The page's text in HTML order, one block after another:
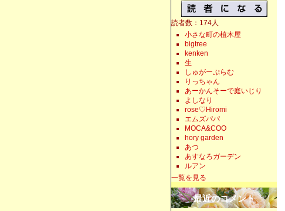
読者数：174人
小さな町の植木屋
bigtree
kenken
生
しゅがーぷらむ
りっちゃん
あーかんそーで庭いじり
よしなり
rose♡Hiromi
エムズパパ
MOCA&COO
hory garden
あつ
あすなろガーデン
ルアン
一覧を見る
最近のコメント